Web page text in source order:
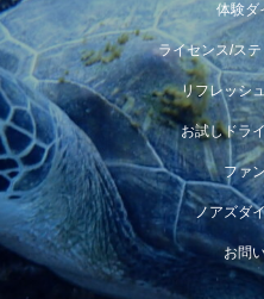
体験ダ
ライセンス/ス
リフレッシ
お試しドラ
ファ
ノアズダ
お問